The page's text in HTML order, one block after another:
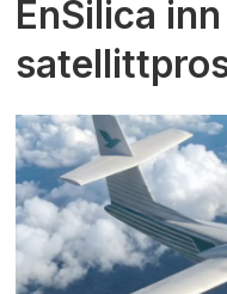
EnSilica